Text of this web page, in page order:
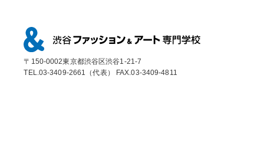
〒150-0002東京都渋谷区渋谷1-21-7
TEL.03-3409-2661（代表） FAX.03-3409-4811